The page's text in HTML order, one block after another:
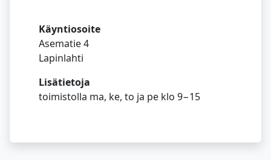
Käyntiosoite
Asematie 4
Lapinlahti
Lisätietoja
toimistolla ma, ke, to ja pe klo 9−15